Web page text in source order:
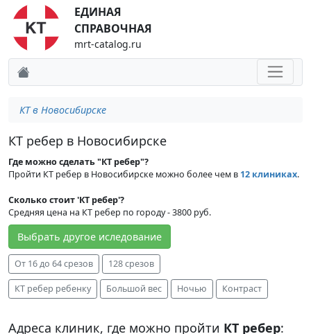
ЕДИНАЯ
СПРАВОЧНАЯ
mrt-catalog.ru
КТ в Новосибирске
КТ ребер в Новосибирске
Где можно сделать "КТ ребер"?
Пройти КТ ребер в Новосибирске можно более чем в 12 клиниках.
Сколько стоит 'КТ ребер'?
Средняя цена на КТ ребер по городу - 3800 руб.
Выбрать другое иследование
От 16 до 64 срезов 128 срезов
КТ ребер ребенку Большой вес Ночью Контраст
Адреса клиник, где можно пройти КТ ребер: